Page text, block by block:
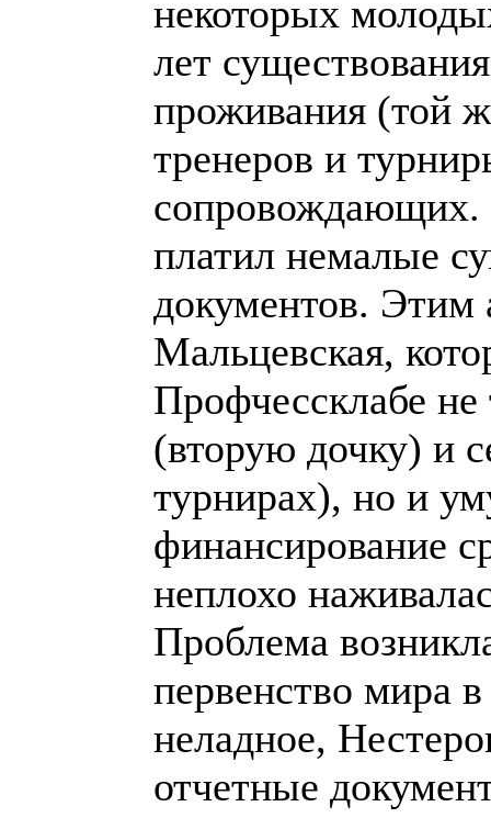
некоторых
лет
проживания (той
тренеров и
сопровождающих.
платил немалые
документов. Этим
Мальцевская,
Профчессклабе
(вторую дочку) и
турнирах), но и
финансирование
неплохо
Проблема
первенство мира
неладное,
отчетные